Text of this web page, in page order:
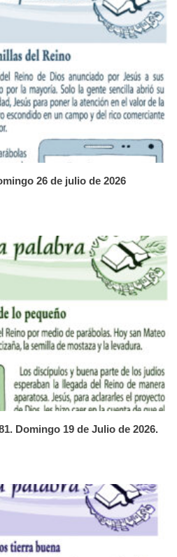
26 de julio de 2026
Domingo 19 de Julio de 2026.